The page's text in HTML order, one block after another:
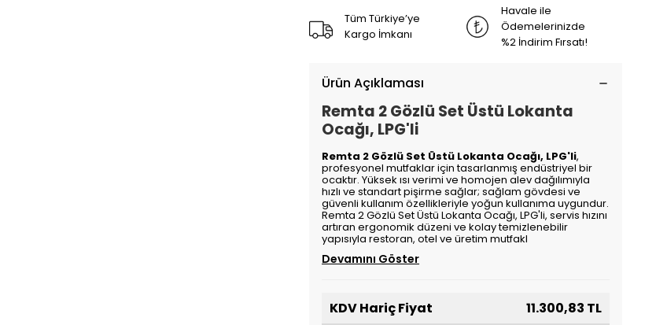
Tüm Türkiye’ye
Kargo İmkanı
Havale ile
Ödemelerinizde
%2 İndirim Fırsatı!
Ürün Açıklaması
Remta 2 Gözlü Set Üstü Lokanta
Ocağı, LPG'li
Remta 2 Gözlü Set Üstü Lokanta Ocağı, LPG'li,
profesyonel mutfaklar için tasarlanmış endüstriyel bir
ocaktır. Yüksek ısı verimi ve homojen alev dağılımıyla
hızlı ve standart pişirme sağlar; sağlam gövdesi ve
güvenli kullanım özellikleriyle yoğun kullanıma uygundur.
Remta 2 Gözlü Set Üstü Lokanta Ocağı, LPG'li, servis hızını
artıran ergonomik düzeni ve kolay temizlenebilir
yapısıyla restoran, otel ve üretim mutfakl
Devamını Göster
KDV Hariç Fiyat
11.300,83 TL